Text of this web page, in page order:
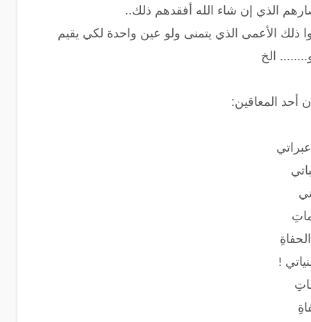
الذي إن شاء الله أفقدهم ذلك..
ذلك الأعمى الذي يتمنى ولو عين واحدة لكي يقيم
الخ
أحد المعاقين:
!